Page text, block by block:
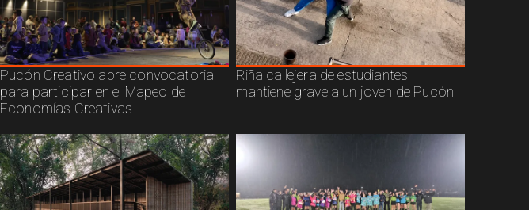
Pucón Creativo abre convocatoria
para participar en el Mapeo de
Economías Creativas
Riña callejera de estudiantes
mantiene grave a un joven de Pucón